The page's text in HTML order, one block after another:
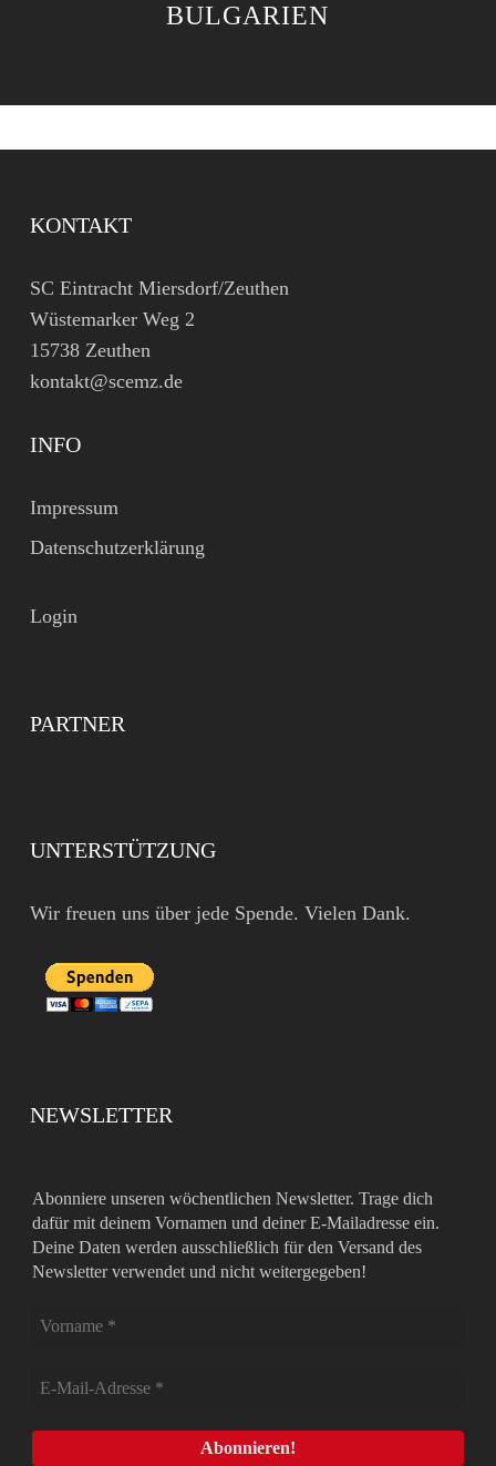
ULGARIEN
KONTAKT
SC Eintracht Miersdorf/Zeuthen
Wüstemarker Weg 2
15738 Zeuthen
kontakt@scemz.de
INFO
Impressum
Datenschutzerklärung
Login
PARTNER
UNTERSTÜTZUNG
Wir freuen uns über jede Spende. Vielen Dank.
NEWSLETTER
Abonniere unseren wöchentlichen Newsletter. Trage dich
dafür mit deinem Vornamen und deiner E-Mailadresse ein.
Deine Daten werden ausschließlich für den Versand des
Newsletter verwendet und nicht weitergegeben!